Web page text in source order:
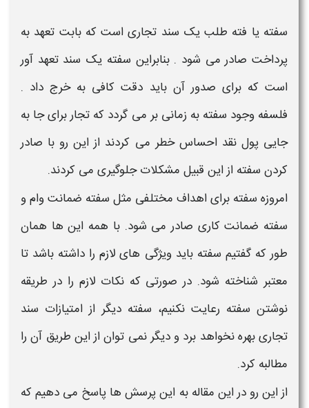
سفتهیا فته طلب یک سند تجاری است که بابت تعهد به
پرداخت صادر می شود . بنابراین سفته یک سند تعهد آور
است که برای صدور آن باید دقت کافی به خرج داد .
فلسفه وجود سفتهبه زمانی بر می گردد که تجار برای جا به
جایی پول نقد احساس خطر می کردند از این رو با صادر
کردن سفته از این قبیل مشکلات جلوگیری می کردند.
امروزه سفته برای اهداف مختلفی مثل سفته ضمانت وامو
سفته ضمانت کاری صادر می شود. با همه این ها همان
طور که گفتیم سفتهباید ویژگی های لازم را داشته باشد تا
معتبر شناخته شود. در صورتی که نکات لازم را درطریقه
نوشتن سفته رعایت نکنیم، سفته دیگر از امتیازات سند
تجاری بهره نخواهد برد و دیگر نمی توان از این طریق آن را
مطالبه کرد.
از این رو در این مقاله به این پرسش ها پاسخ می دهیم که